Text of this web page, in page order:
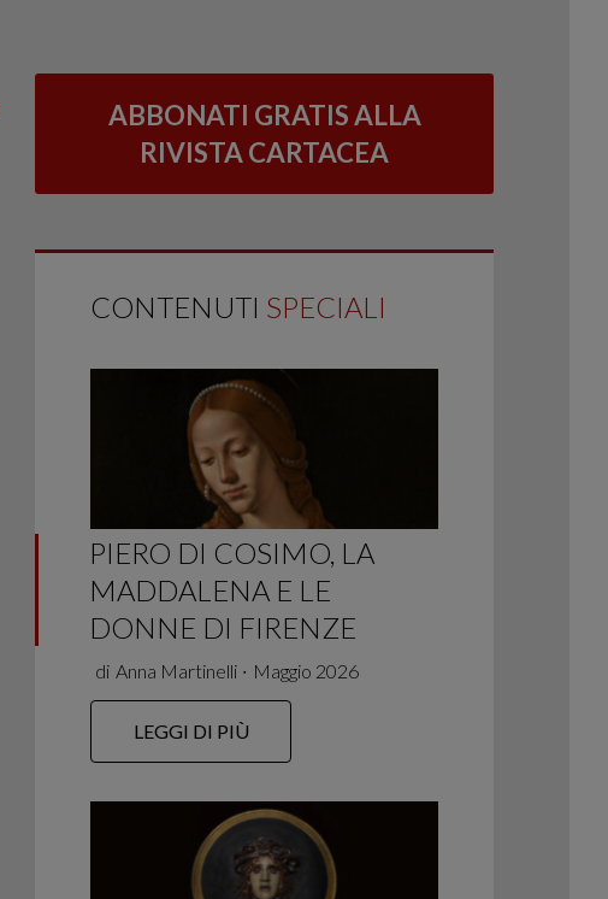
ABBONATI GRATIS ALLA
RIVISTA CARTACEA
CONTENUTI SPECIALI
PIERO DI COSIMO, LA
MADDALENA E LE
DONNE DI FIRENZE
di Anna Martinelli ∙ Maggio 2026
LEGGI DI PIÙ